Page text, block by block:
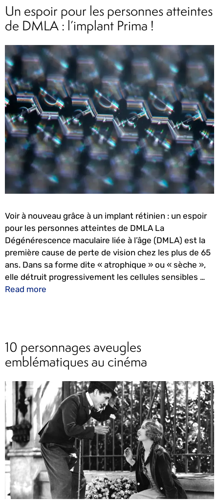
Un espoir pour les personnes atteintes
de DMLA : l’implant Prima !
Voir à nouveau grâce à un implant rétinien : un espoir
pour les personnes atteintes de DMLA La
Dégénérescence maculaire liée à l’âge (DMLA) est la
première cause de perte de vision chez les plus de 65
ans. Dans sa forme dite « atrophique » ou « sèche »,
elle détruit progressivement les cellules sensibles …
Read more
10 personnages aveugles
emblématiques au cinéma